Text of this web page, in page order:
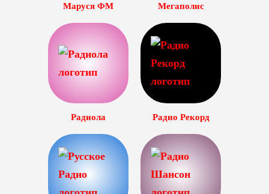
Маруся ФМ Мегаполис
Радиола Радио Рекорд